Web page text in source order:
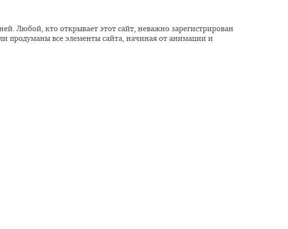
Любой, кто открывает этот сайт, неважно зарегистрирован
продуманы все элементы сайта, начиная от анимации и